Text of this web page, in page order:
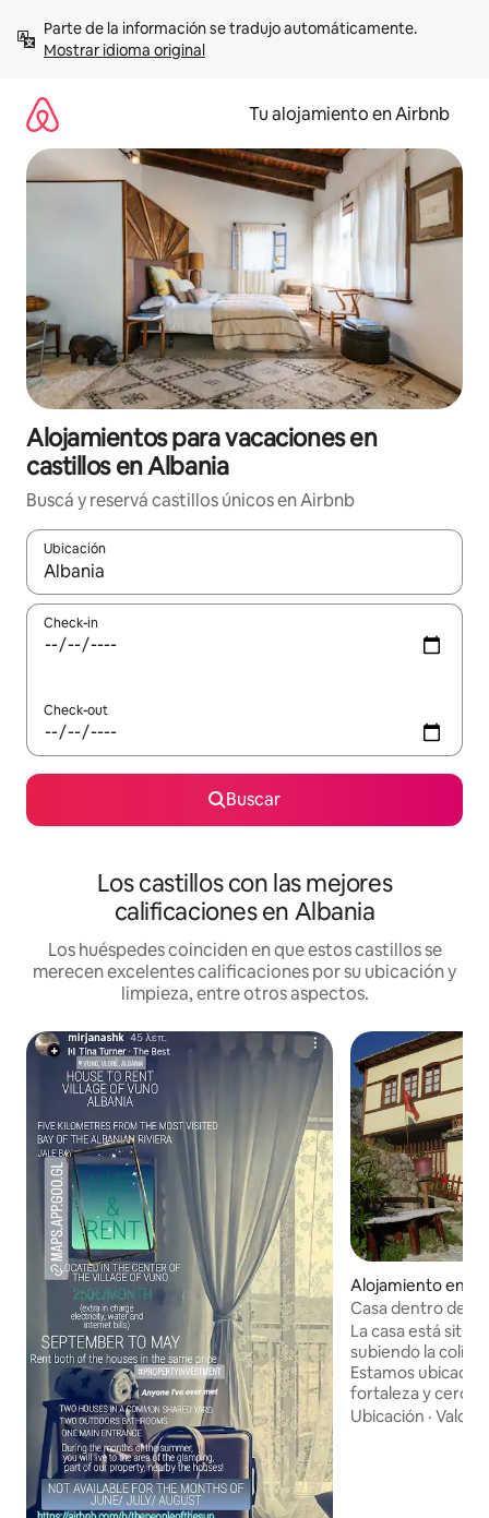
contenidoMostrar idioma original
Tu alojamiento en Airbnb
Alojamientos para vacaciones en
castillos en Albania
Buscá y reservá castillos únicos en Airbnb
Ubicación
Cuando los resultados estén disponibles, navegá con las
Check-in
Check-out
Buscar
Los castillos con las mejores
calificaciones en Albania
Los huéspedes coinciden en que estos castillos se
merecen excelentes calificaciones por su ubicación y
limpieza, entre otros aspectos.
Alojamiento en
t
Casa dentro del
(habitaciones
La casa está
subiendo la
Estamos
fortaleza y cerca del Museo "Gjergj
Kastrioti
Ubicación ·Valor